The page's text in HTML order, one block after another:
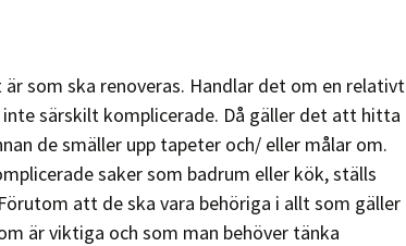
som ska renoveras. Handlar det om en relativt
särskilt komplicerade. Då gäller det att hitta
de smäller upp tapeter och/ eller målar om.
saker som badrum eller kök, ställs
att de ska vara behöriga i allt som gäller
är viktiga och som man behöver tänka